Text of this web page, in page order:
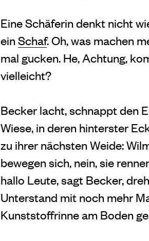
Eine Schäferin denkt nicht
einSchaf. Oh, was machen
mal gucken. He, Achtung,
vielleicht?
Becker lacht, schnappt den
Wiese, in deren hinterster
zu ihrer nächsten Weide:
bewegen sich, nein, sie
hallo Leute, sagt Becker,
Unterstand mit noch mehr
Kunststoffrinne am Boden